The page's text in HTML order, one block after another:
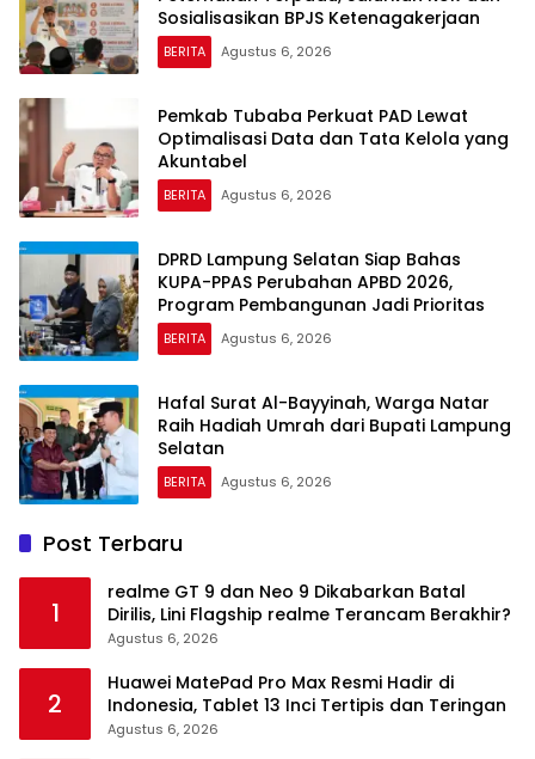
Sosialisasikan BPJS Ketenagakerjaan
BERITA Agustus 6, 2026
Pemkab Tubaba Perkuat PAD Lewat
Optimalisasi Data dan Tata Kelola yang
Akuntabel
BERITA Agustus 6, 2026
DPRD Lampung Selatan Siap Bahas
KUPA-PPAS Perubahan APBD 2026,
Program Pembangunan Jadi Prioritas
BERITA Agustus 6, 2026
Hafal Surat Al-Bayyinah, Warga Natar
Raih Hadiah Umrah dari Bupati Lampung
Selatan
BERITA Agustus 6, 2026
Post Terbaru
1
realme GT 9 dan Neo 9 Dikabarkan Batal
Dirilis, Lini Flagship realme Terancam Berakhir?
Agustus 6, 2026
2
Huawei MatePad Pro Max Resmi Hadir di
Indonesia, Tablet 13 Inci Tertipis dan Teringan
Agustus 6, 2026